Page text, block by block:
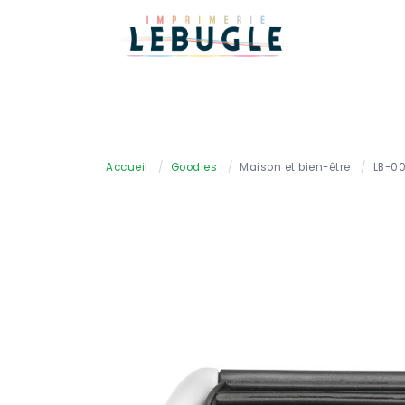
Accueil / Goodies / Maison et bien-être / LB-